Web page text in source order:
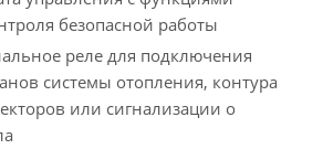
безопасной работы
реле для подключения
системы отопления, контура
или сигнализации о